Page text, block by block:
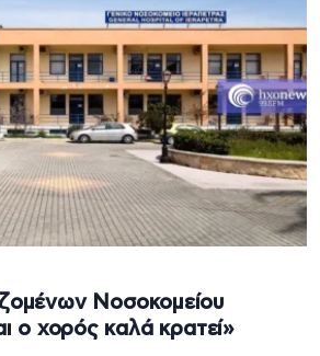
Νοσοκομείου
ο χορός καλά κρατεί»